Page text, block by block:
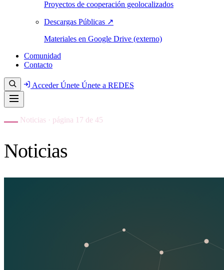
Proyectos de cooperación geolocalizados
Descargas Públicas ↗
Materiales en Google Drive (externo)
Comunidad
Contacto
AccederÚnete Únete a REDES
Noticias · página 17 de 45
Noticias